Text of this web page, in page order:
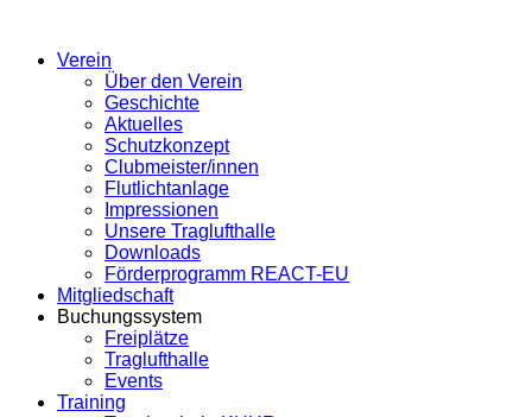
Verein
Über den Verein
Geschichte
Aktuelles
Schutzkonzept
Clubmeister/innen
Flutlichtanlage
Impressionen
Unsere Traglufthalle
Downloads
Förderprogramm REACT-EU
Mitgliedschaft
Buchungssystem
Freiplätze
Traglufthalle
Events
Training